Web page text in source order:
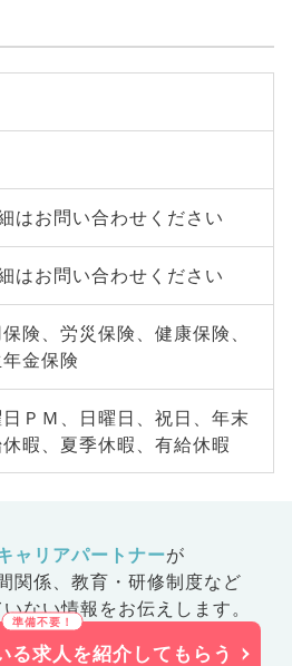
和ケア科、一般内科、
、呼吸器内科、消化器
分泌・代謝内科、腎臓内
総合診療科、健診・人間
医学系、膠原病科、スポ
科、大腸・肛門外科、
脊髄・脊椎外科
はお問い合わせください
はお問い合わせください
険、労災保険、健康保険、
金保険
ＰＭ、日曜日、祝日、年末
暇、夏季休暇、有給休暇
ャリアパートナーが
関係、 教育・研修制度など
ない情報をお伝えします。
る求人を紹介してもらう